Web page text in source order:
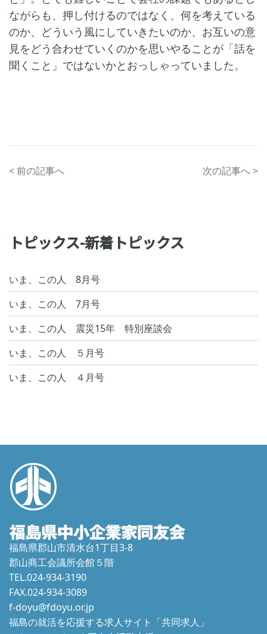
ながらも、押し付けるのではなく、何を考えている
のか、どういう風にしていきたいのか、お互いの意
見をどう合わせていくのかを思いやることが「話を
聞くこと」ではないかとおっしゃっていました。
<前の記事へ 次の記事へ>
トピックス-新着トピックス
いま、この人 8月号
いま、この人 7月号
いま、この人 震災15年 特別座談会
いま、この人 ５月号
いま、この人 ４月号
福島県郡山市清水台1丁目3-8
郡山商工会議所会館５階
TEL.024-934-3190
FAX.024-934-3089
f-doyu@fdoyu.or.jp
福島の就活を応援する求人サイト「共同求人」